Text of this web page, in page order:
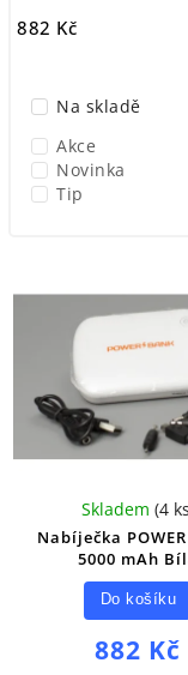
Nejdražší
Abecedně
882 Kč
Na skladě
Akce
Novinka
Tip
Nabíječka
5000 mAh
Skladem (4 ks
882 Kč
Do košíku